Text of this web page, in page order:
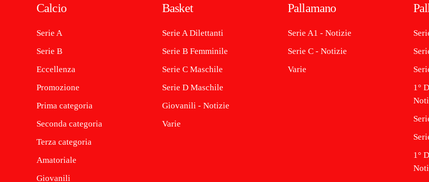
Calcio
Serie A
Serie B
Eccellenza
Promozione
Prima categoria
Seconda categoria
Terza categoria
Amatoriale
Giovanili
Basket
Serie A Dilettanti
Serie B Femminile
Serie C Maschile
Serie D Maschile
Giovanili - Notizie
Varie
Pallamano
Serie A1 - Notizie
Serie C - Notizie
Varie
1°
1°